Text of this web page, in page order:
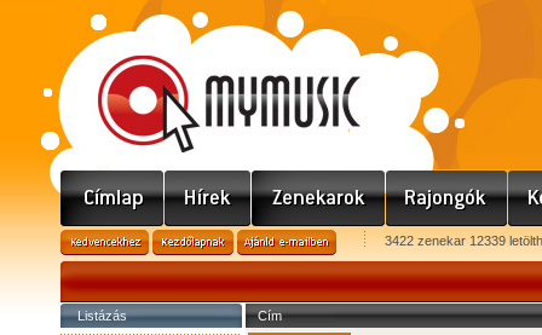
3422 zenekar 12339
Listázás Cím